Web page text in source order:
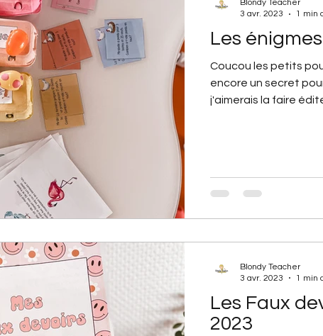
de math pair et impair Formation
Géométrie Phonologie Français 4P
Faux devoirs Structuration
Dictées Carnaval
Les
Coucou les petits
encore un secret
j'aimerais la faire
Blondy Teacher
3 avr. 2023
1 min
Les Faux
2023
Blondy Teacher
3 avr. 2023
1 min